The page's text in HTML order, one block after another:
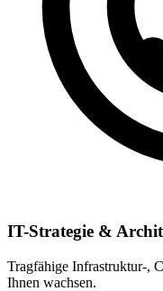
IT-Strategie &
Tragfähige Infrastruktur-,
Ihnen wachsen.